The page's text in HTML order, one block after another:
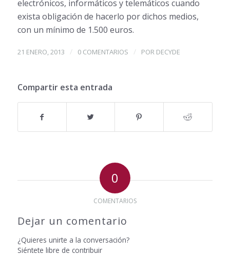
electrónicos, informáticos y telemáticos cuando
exista obligación de hacerlo por dichos medios,
con un mínimo de 1.500 euros.
21 ENERO, 2013 / 0 COMENTARIOS / POR DECYDE
Compartir esta entrada
0
COMENTARIOS
Dejar un comentario
¿Quieres unirte a la conversación?
Siéntete libre de contribuir